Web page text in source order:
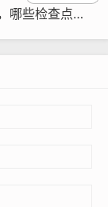
纸飞机账号购买推荐平台用什么方法验号，哪些检查点有效与如何快速测试学习